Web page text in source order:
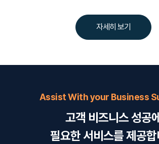
자세히 보기
Assist With your Business
고객 비즈니스 성공에
필요한 서비스를 제공